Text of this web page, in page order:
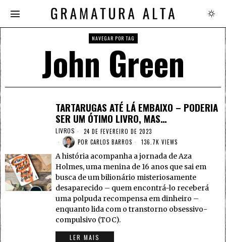
NAVEGAR POR TAG
John Green
TARTARUGAS ATÉ LÁ EMBAIXO – PODERIA
SER UM ÓTIMO LIVRO, MAS…
LIVROS
24 DE FEVEREIRO DE 2023
POR CARLOS BARROS 136.7K VIEWS
A história acompanha a jornada de Aza
Holmes, uma menina de 16 anos que sai em
busca de um bilionário misteriosamente
desaparecido – quem encontrá-lo receberá
uma polpuda recompensa em dinheiro –
enquanto lida com o transtorno obsessivo-
compulsivo (TOC).
LER MAIS